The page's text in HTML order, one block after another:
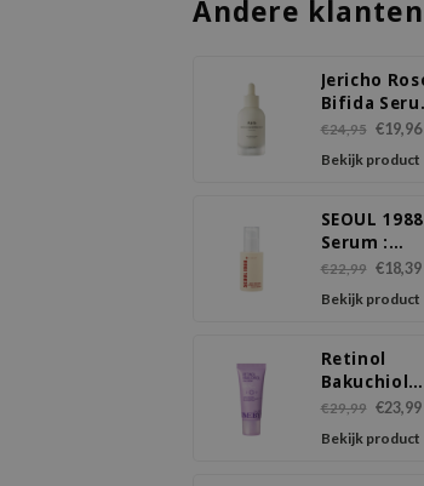
Andere
Jericho
Bifida
Firming
€24,95 €19,96
Bekijk product
SEOUL 1988
Serum :
Retinal
Liposome
+ Black
€22,99 €18,39
Bekijk product
Retinol
Bakuchiol
Dual Cream
€29,99 €23,99
Bekijk product